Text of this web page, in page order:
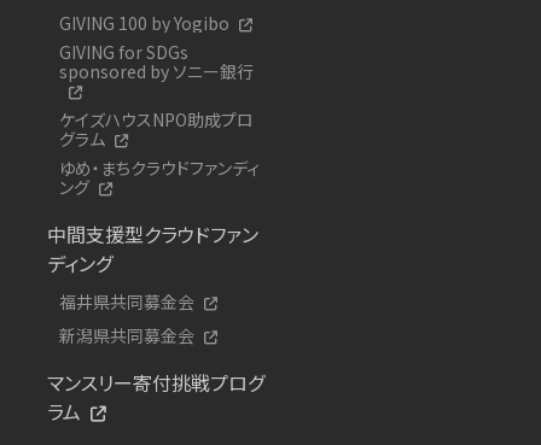
GIVING 100 by Yogibo
GIVING for SDGs
sponsored by ソニー銀行
ケイズハウスNPO助成プロ
グラム
ゆめ・まちクラウドファンディ
ング
中間支援型クラウドファン
ディング
福井県共同募金会
新潟県共同募金会
マンスリー寄付挑戦プログ
ラム